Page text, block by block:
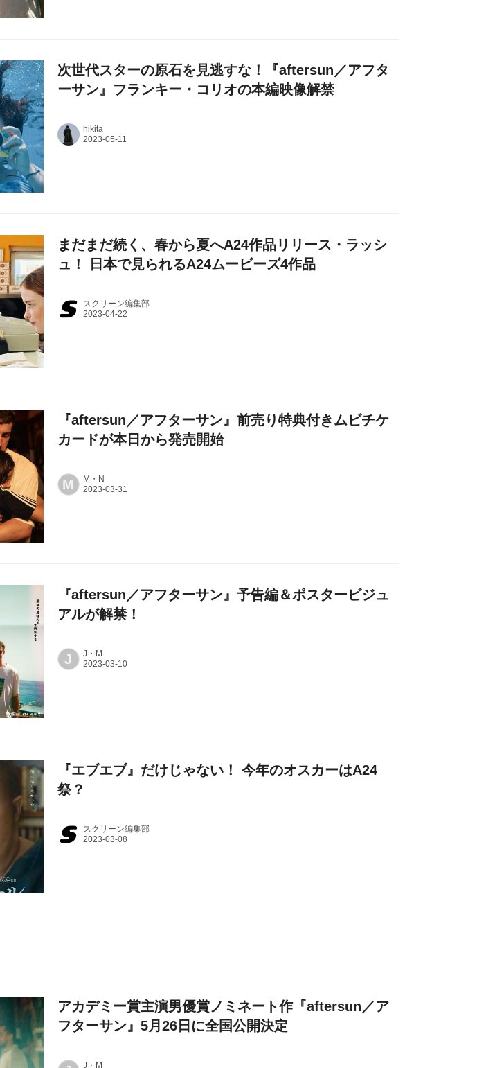
次世代スターの原石を見逃すな！『aftersun／アフタ
ーサン』フランキー・コリオの本編映像解禁
hikita
まだまだ続く、春から夏へA24作品リリース・ラッシ
ュ！ 日本で見られるA24ムービーズ4作品
スクリーン編集部
『aftersun／アフターサン』前売り特典付きムビチケ
カードが本日から発売開始
M M・N
『aftersun／アフターサン』予告編＆ポスタービジュ
アルが解禁！
J J・M
『エブエブ』だけじゃない！ 今年のオスカーはA24
祭？
スクリーン編集部
アカデミー賞主演男優賞ノミネート作『aftersun／ア
フターサン』5月26日に全国公開決定
J・M